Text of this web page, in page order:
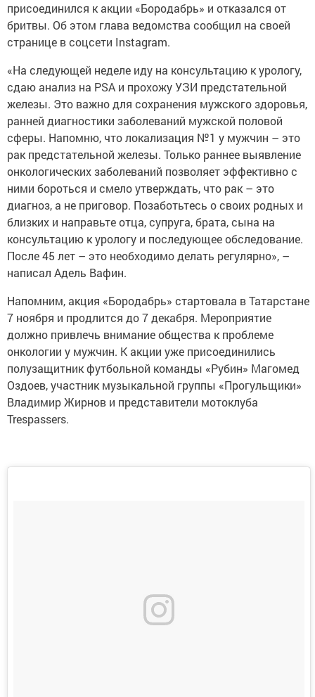
присоединился к акции «Бородабрь» и отказался от
бритвы. Об этом глава ведомства сообщил на своей
странице в соцсети Instagram.
«На следующей неделе иду на консультацию к урологу,
сдаю анализ на PSA и прохожу УЗИ предстательной
железы. Это важно для сохранения мужского здоровья,
ранней диагностики заболеваний мужской половой
сферы. Напомню, что локализация №1 у мужчин – это
рак предстательной железы. Только раннее выявление
онкологических заболеваний позволяет эффективно с
ними бороться и смело утверждать, что рак – это
диагноз, а не приговор. Позаботьтесь о своих родных и
близких и направьте отца, супруга, брата, сына на
консультацию к урологу и последующее обследование.
После 45 лет – это необходимо делать регулярно», –
написал Адель Вафин.
Напомним, акция «Бородабрь» стартовала в Татарстане
7 ноября и продлится до 7 декабря. Мероприятие
должно привлечь внимание общества к проблеме
онкологии у мужчин. К акции уже присоединились
полузащитник футбольной команды «Рубин» Магомед
Оздоев, участник музыкальной группы «Прогульщики»
Владимир Жирнов и представители мотоклуба
Trespassers.